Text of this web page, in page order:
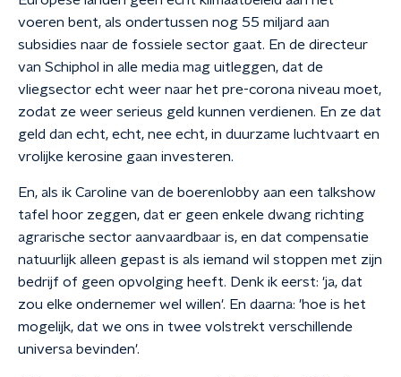
voeren bent, als ondertussen nog 55 miljard aan
subsidies naar de fossiele sector gaat. En de directeur
van Schiphol in alle media mag uitleggen, dat de
vliegsector echt weer naar het pre-corona niveau moet,
zodat ze weer serieus geld kunnen verdienen. En ze dat
geld dan echt, echt, nee echt, in duurzame luchtvaart en
vrolijke kerosine gaan investeren.
En, als ik Caroline van de boerenlobby aan een talkshow
tafel hoor zeggen, dat er geen enkele dwang richting
agrarische sector aanvaardbaar is, en dat compensatie
natuurlijk alleen gepast is als iemand wil stoppen met zijn
bedrijf of geen opvolging heeft. Denk ik eerst: 'ja, dat
zou elke ondernemer wel willen'. En daarna: 'hoe is het
mogelijk, dat we ons in twee volstrekt verschillende
universa bevinden'.